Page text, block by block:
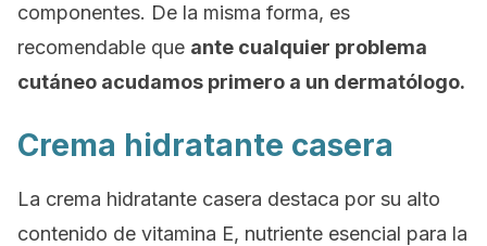
componentes. De la misma forma, es
recomendable que ante cualquier problema
cutáneo acudamos primero a un dermatólogo.
Crema hidratante casera
La crema hidratante casera destaca por su alto
contenido de vitamina E, nutriente esencial para la